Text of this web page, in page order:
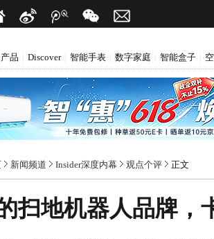
产品 Discover 智能手表 数字家庭 智能盒子
新闻频道 Insider深度内幕 观点个评 正文
扫地机器人品牌，